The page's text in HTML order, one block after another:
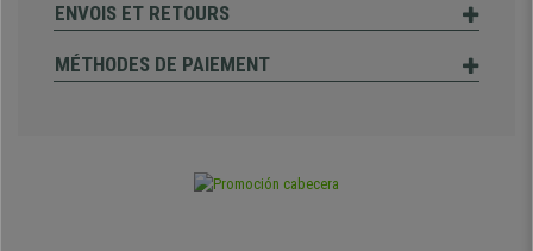
ENVOIS ET RETOURS
MÉTHODES DE PAIEMENT